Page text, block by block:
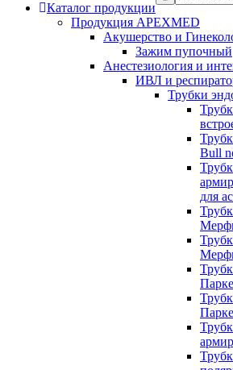
Каталог продукции
Продукция APEXMED
Акушерство и
Зажим пупочный
Анестезиология и
ИВЛ и
Трубки
Bull
для